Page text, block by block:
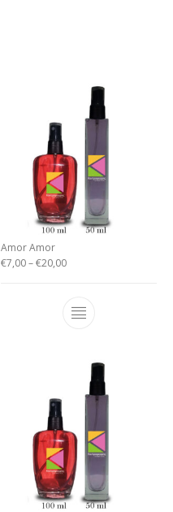
Amor Amor
€7,00–€20,00